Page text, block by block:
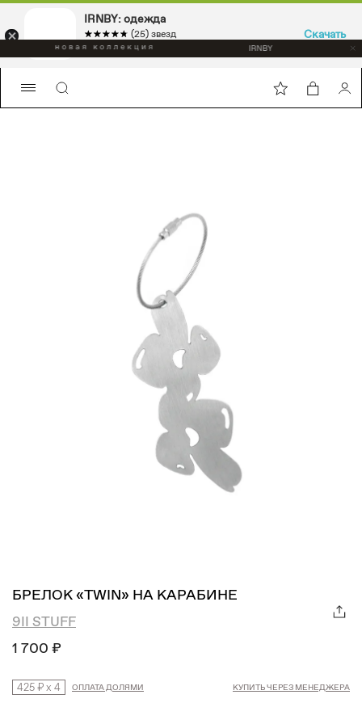
БРЕЛОК «TWIN» НА КАРАБИНЕ
9II STUFF
1 700 ₽
425 ₽x 4 ОПЛАТА ДОЛЯМИ КУПИТЬ ЧЕРЕЗ МЕНЕДЖЕРА
IRNBY: одежда
☆☆☆☆☆
★★★★★ (25) звезд
Sport & casual, аксессуары
Скачать